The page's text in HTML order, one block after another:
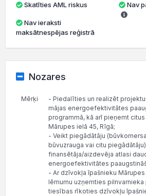
Skatīties AML riskus
maksātnespējas reģistrā
Nav
Nozares
Mērķi
- Piedalīties un realizēt
mājas energoefektivitātes
programmā, kā arī pieņemt
Mārupes ielā 45, Rīgā;
- Veikt piegādātāju
būvuzrauga vai citu
finansētāja/aizdevēja atlasi
energoefektivitātes
- Ar dzīvokļa īpašnieku
lēmumu uzņemties pilnvarnieka
tiesības rīkoties dzīvokļu